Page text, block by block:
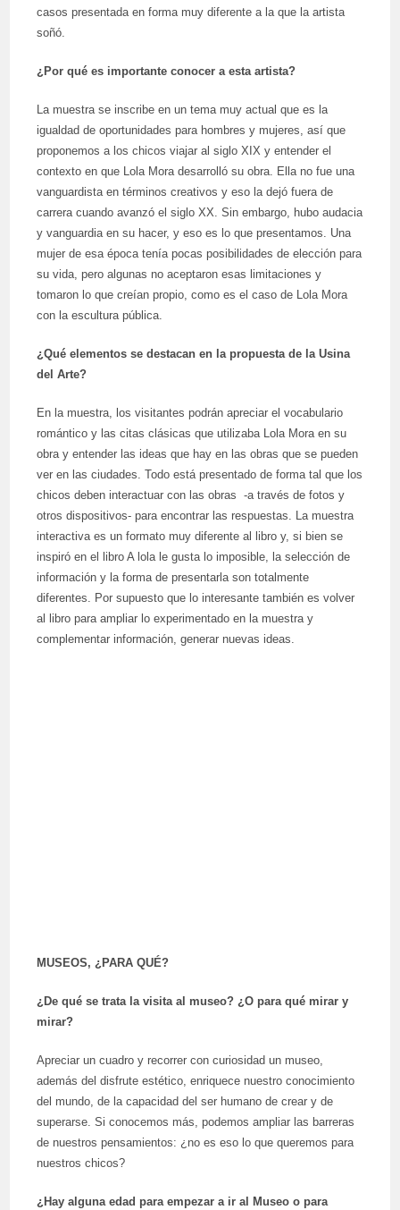
casos presentada en forma muy diferente a la que la artista
soñó.
¿Por qué es importante conocer a esta artista?
La muestra se inscribe en un tema muy actual que es la
igualdad de oportunidades para hombres y mujeres, así que
proponemos a los chicos viajar al siglo XIX y entender el
contexto en que Lola Mora desarrolló su obra. Ella no fue una
vanguardista en términos creativos y eso la dejó fuera de
carrera cuando avanzó el siglo XX. Sin embargo, hubo audacia
y vanguardia en su hacer, y eso es lo que presentamos. Una
mujer de esa época tenía pocas posibilidades de elección para
su vida, pero algunas no aceptaron esas limitaciones y
tomaron lo que creían propio, como es el caso de Lola Mora
con la escultura pública.
¿Qué elementos se destacan en la propuesta de la Usina
del Arte?
En la muestra, los visitantes podrán apreciar el vocabulario
romántico y las citas clásicas que utilizaba Lola Mora en su
obra y entender las ideas que hay en las obras que se pueden
ver en las ciudades. Todo está presentado de forma tal que los
chicos deben interactuar con las obras -a través de fotos y
otros dispositivos- para encontrar las respuestas. La muestra
interactiva es un formato muy diferente al libro y, si bien se
inspiró en el libro A lola le gusta lo imposible, la selección de
información y la forma de presentarla son totalmente
diferentes. Por supuesto que lo interesante también es volver
al libro para ampliar lo experimentado en la muestra y
complementar información, generar nuevas ideas.
MUSEOS, ¿PARA QUÉ?
¿De qué se trata la visita al museo? ¿O para qué mirar y
mirar?
Apreciar un cuadro y recorrer con curiosidad un museo,
además del disfrute estético, enriquece nuestro conocimiento
del mundo, de la capacidad del ser humano de crear y de
superarse. Si conocemos más, podemos ampliar las barreras
de nuestros pensamientos: ¿no es eso lo que queremos para
nuestros chicos?
¿Hay alguna edad para empezar a ir al Museo o para